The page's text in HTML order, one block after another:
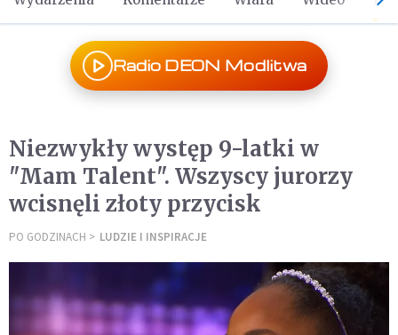
Radio DEON Modlitwa
Niezwykły występ 9-latki w
"Mam Talent". Wszyscy jurorzy
wcisnęli złoty przycisk
PO GODZINACH LUDZIE I INSPIRACJE